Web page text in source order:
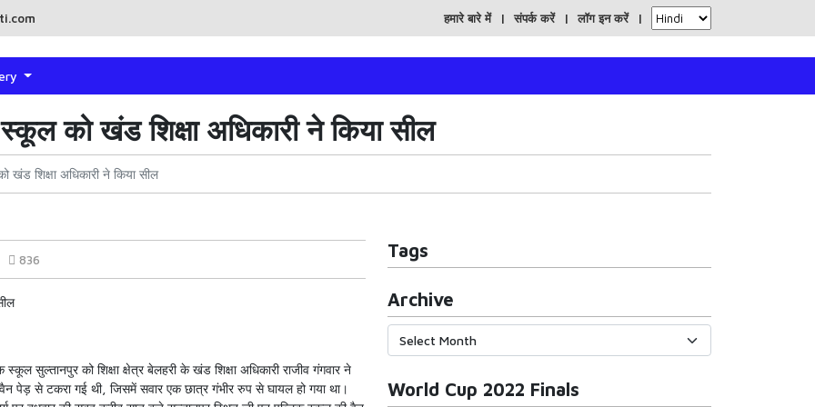
हमारे बारे में संपर्क करें लॉग इन करें
को खंड शिक्षा अधिकारी ने किया सील
खंड शिक्षा अधिकारी ने किया सील
836
सुल्तानपुर को शिक्षा क्षेत्र बेलहरी के खंड शिक्षा अधिकारी राजीव गंगवार ने
पेड़ से टकरा गई थी, जिसमें सवार एक छात्र गंभीर रुप से घायल हो गया था।
Tags
Archive
World Cup 2022 Finals